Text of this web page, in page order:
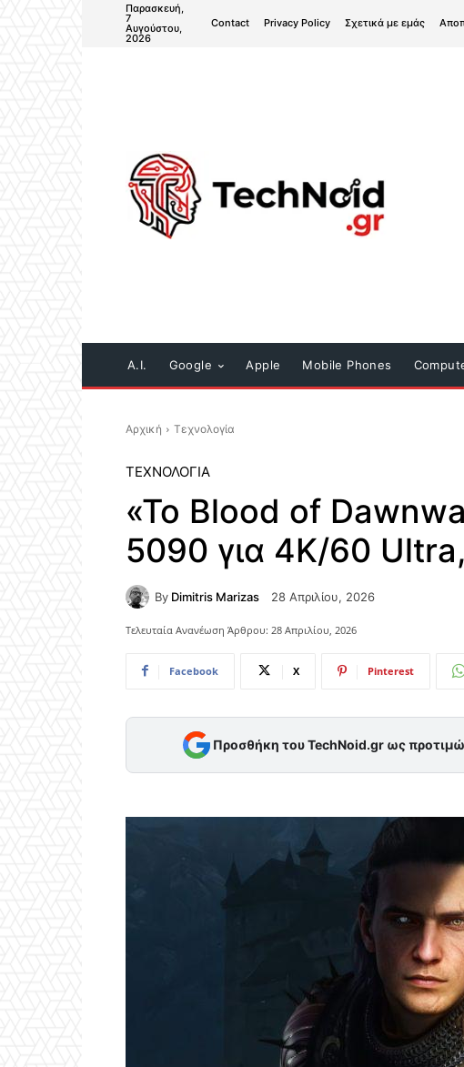
Παρασκευή,
7
Αυγούστου,
2026
Contact Privacy Policy Σχετικά με εμάς
A.I. Google Apple Mobile Phones
Αρχική Τεχνολογία
ΤΕΧΝΟΛΟΓΊΑ
«Το Blood of
5090 για 4K/60
By Dimitris Marizas 28 Απριλίου, 2026
Τελευταία Ανανέωση Άρθρου: 28 Απριλίου, 2026
Facebook X Pinterest
Προσθήκη του TechNoid.gr ως